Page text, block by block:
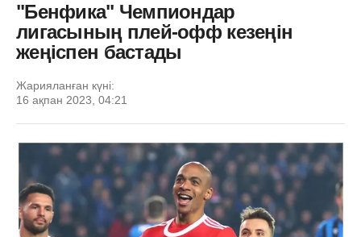
"Бенфика" Чемпиондар
лигасының плей-офф кезеңін
жеңіспен бастады
Жарияланған күні:
16 ақпан 2023, 04:21